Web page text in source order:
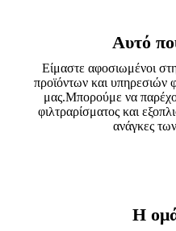
Αυτό
Είμαστε αφοσιωμένοι
προϊόντων και υπηρεσιών
μας.Μπορούμε να
φιλτραρίσματος και
ανάγκες
Η